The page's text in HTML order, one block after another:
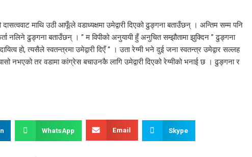
माथि उठी आफूँले वडाध्यक्षमा उमेद्वारी दिएको ढुङ्गना बताउँछन् । अन्तिम सम्म पनि
नलिने ढुङ्गना बताउँछन् । ” म विपीको अनुयायी हुँ अनुचित सम्झौतामा झुक्दिन ” ढुङ्गना
हो, त्यसैले स्वतन्त्रमा उमेद्वारी दिएँ ” । उता रेग्मी भने दुई जना स्वतन्त्र उमेद्वार सल्लह
नभएको तर वडामा कांग्रेस बचाउनकै लागि उमेद्वारी दिएको रेग्मीको भनाई छ । ढुङ्गना र
WhatsApp Email Skype